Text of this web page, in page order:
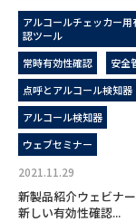
アルコールチェッカー用
認ツール
常時有効性確認
安全
点呼とアルコール検知器
アルコール検知器
ウェブセミナー
2021.11.29
新製品紹介ウェビナ
新しい有効性確認...